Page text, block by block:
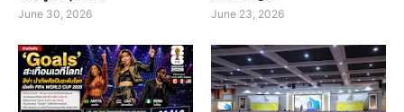
June 30, 2026 June 23, 2026